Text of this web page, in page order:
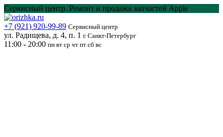
Перейти
к
содержанию
Сервисный центр. Ремонт и продажа запчастей Apple
+7 (921) 920-99-89 Сервисный центр
ул. Радищева, д. 4, п. 1 г. Санкт-Петербург
11:00 - 20:00 пн вт ср чт пт сб вс